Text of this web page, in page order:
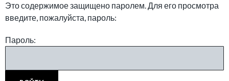
Это содержимое защищено паролем. Для его просмотра
введите, пожалуйста, пароль:
Пароль: